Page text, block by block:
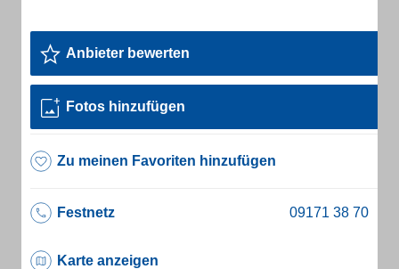
Anbieter bewerten
Fotos hinzufügen
Zu meinen Favoriten hinzufügen
Festnetz
Karte anzeigen